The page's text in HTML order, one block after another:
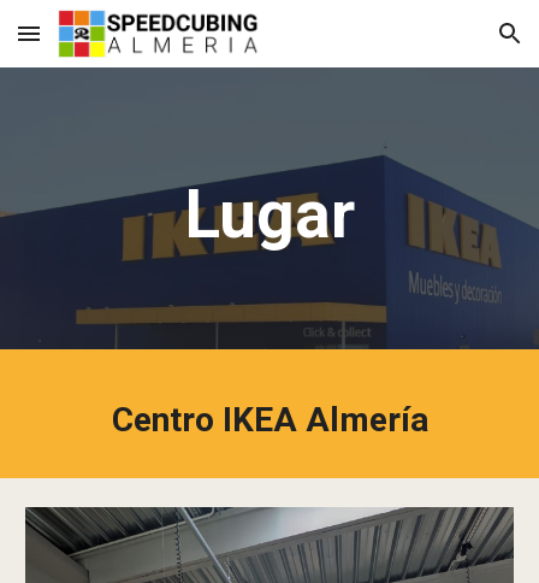
Skip to main content Skip to navigation
Lugar
Centro IKEA Almería